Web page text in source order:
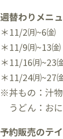
週替わりメニ
＊11/2㈪~6
＊11/9㈪~13
＊11/16㈪
＊11/24㈪
※丼もの：汁
うどん：お
予約販売のテ